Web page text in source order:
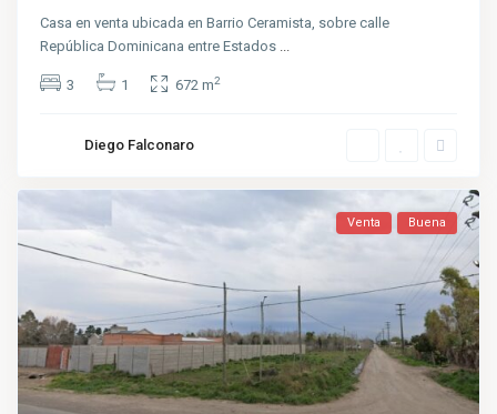
Casa en venta ubicada en Barrio Ceramista, sobre calle
República Dominicana entre Estados
3 1 672 m2
Diego Falconaro
Venta Buena